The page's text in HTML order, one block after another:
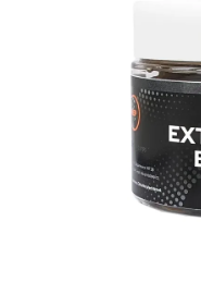
hvězdiček.